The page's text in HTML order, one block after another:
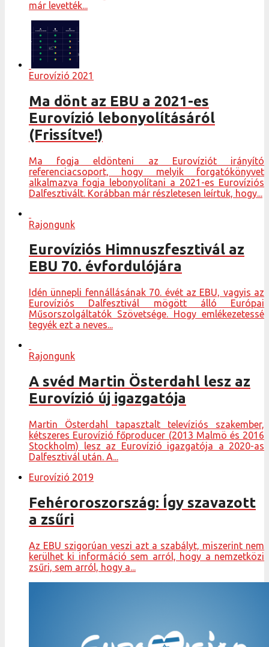
már levették...
Eurovízió 2021
Ma dönt az EBU a 2021-es
Eurovízió lebonyolításáról
(Frissítve!)
Ma fogja eldönteni az Eurovíziót irányító
referenciacsoport, hogy melyik forgatókönyvet
alkalmazva fogja lebonyolítani a 2021-es Eurovíziós
Dalfesztivált. Korábban már részletesen leírtuk, hogy...
Rajongunk
Eurovíziós Himnuszfesztivál az
EBU 70. évfordulójára
Idén ünnepli fennállásának 70. évét az EBU, vagyis az
Eurovíziós Dalfesztivál mögött álló Európai
Műsorszolgáltatók Szövetsége. Hogy emlékezetessé
tegyék ezt a neves...
Rajongunk
A svéd Martin Österdahl lesz az
Eurovízió új igazgatója
Martin Österdahl tapasztalt televíziós szakember,
kétszeres Eurovízió főproducer (2013 Malmö és 2016
Stockholm) lesz az Eurovízió igazgatója a 2020-as
Dalfesztivál után. A...
Eurovízió 2019
Fehéroroszország: Így szavazott
a zsűri
Az EBU szigorúan veszi azt a szabályt, miszerint nem
kerülhet ki információ sem arról, hogy a nemzetközi
zsűri, sem arról, hogy a...